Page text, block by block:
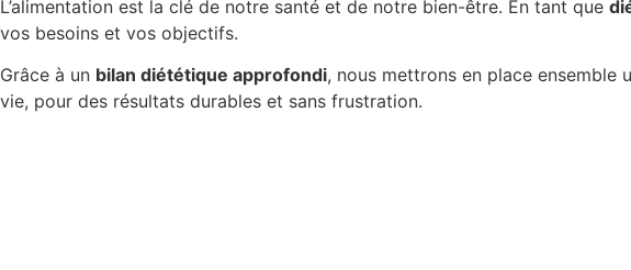
L’alimentation est la clé de notre santé et de notre bien-être. En tant que
vos besoins et vos objectifs.
Grâce à un bilan diététique approfondi, nous mettrons en place ensemble
vie, pour des résultats durables et sans frustration.